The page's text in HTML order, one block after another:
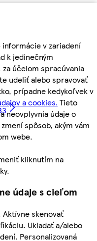
informácie v zariadení
k jedinečným
účelom spracúvania
udeliť alebo spravovať
prípadne kedykoľvek v
a cookies. Tieto
neovplyvnia údaje o
spôsob, akým vám
webe.
kliknutím na
údaje s cieľom
Aktívne skenovať
Ukladať a/alebo
Personalizovaná